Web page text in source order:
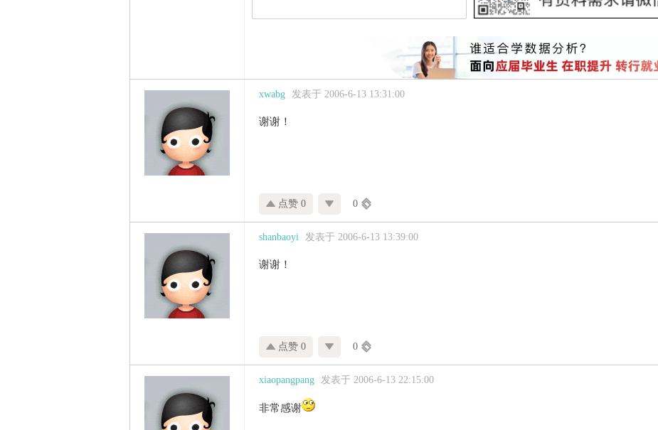
xwabg 发表于 2006-6-13 13:31:00
谢谢！
点赞 0 0
shanbaoyi 发表于 2006-6-13 13:39:00
谢谢！
点赞 0 0
xiaopangpang 发表于 2006-6-13 22:15:00
非常感谢